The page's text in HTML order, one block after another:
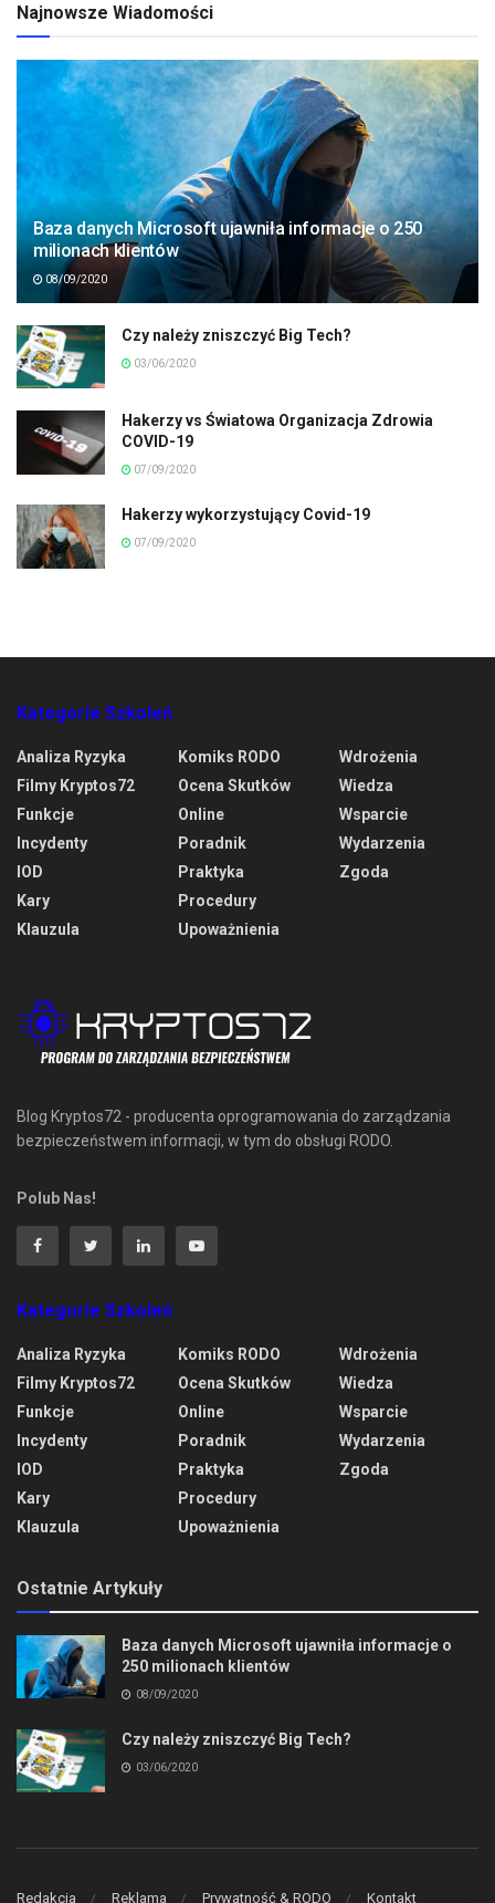
Najnowsze Wiadomości
Baza danych Microsoft ujawniła informacje o 250
milionach klientów
08/09/2020
Czy należy zniszczyć Big Tech?
03/06/2020
Hakerzy vs Światowa Organizacja Zdrowia
COVID-19
07/09/2020
Hakerzy wykorzystujący Covid-19
07/09/2020
Kategorie Szkoleń
Analiza Ryzyka
Filmy Kryptos72
Funkcje
Incydenty
IOD
Kary
Klauzula
Komiks RODO
Ocena Skutków
Online
Poradnik
Praktyka
Procedury
Upoważnienia
Wdrożenia
Wiedza
Wsparcie
Wydarzenia
Zgoda
Blog Kryptos72 - producenta oprogramowania do zarządzania
bezpieczeństwem informacji, w tym do obsługi RODO.
Polub Nas!
Kategorie Szkoleń
Analiza Ryzyka
Filmy Kryptos72
Funkcje
Incydenty
IOD
Kary
Klauzula
Komiks RODO
Ocena Skutków
Online
Poradnik
Praktyka
Procedury
Upoważnienia
Wdrożenia
Wiedza
Wsparcie
Wydarzenia
Zgoda
Ostatnie Artykuły
Baza danych Microsoft ujawniła informacje o
250 milionach klientów
08/09/2020
Czy należy zniszczyć Big Tech?
03/06/2020
Redakcja Reklama Prywatność & RODO Kontakt